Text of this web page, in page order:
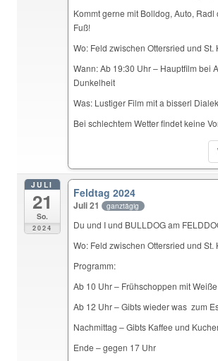
Kommt gerne mit Bolldog, Auto, Radl
Fuß!
Wo: Feld zwischen Ottersried und St.
Wann: Ab 19:30 Uhr – Hauptfilm bei
Dunkelheit
Was: Lustiger Film mit a bisserl
Bei schlechtem Wetter findet keine
JULI
21
So.
2024
Feldtag 2024
Juli 21 ganztägig
Du und I und BULLDOG am
Wo: Feld zwischen Ottersried und St.
Programm:
Ab 10 Uhr – Frühschoppen mit
Ab 12 Uhr – Gibts wieder was zum
Nachmittag – Gibts Kaffee und
Ende – gegen 17 Uhr